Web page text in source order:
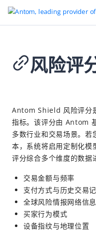
返回首页
概览
了解欺诈
优化风险评估质量
使用风控引擎防范欺诈
风险评分
名单管理
规则配置
智能仿真 Pro
风险评
Antom Shield 风险评分
指标。该评分由 Antom
多数行业和交易场景。
本，系统将启用定制化模
评分综合多个维度的数据
交易金额与频率
支付方式与历史交易
全球风险情报网络信息
买家行为模式
设备指纹与地理位置